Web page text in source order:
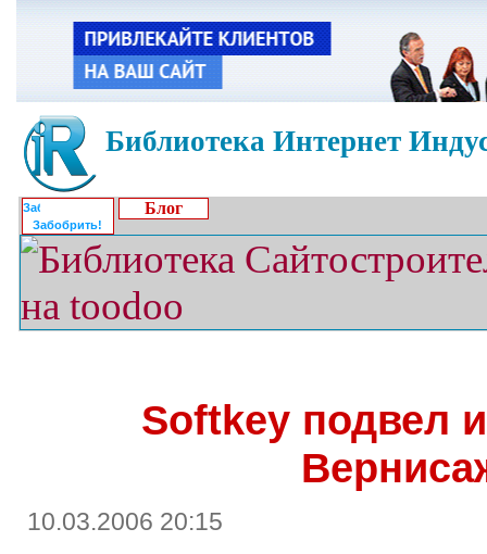
Библиотека Интернет
Забобрить!
Блог
Softkey подвел
10.03.2006 20:15